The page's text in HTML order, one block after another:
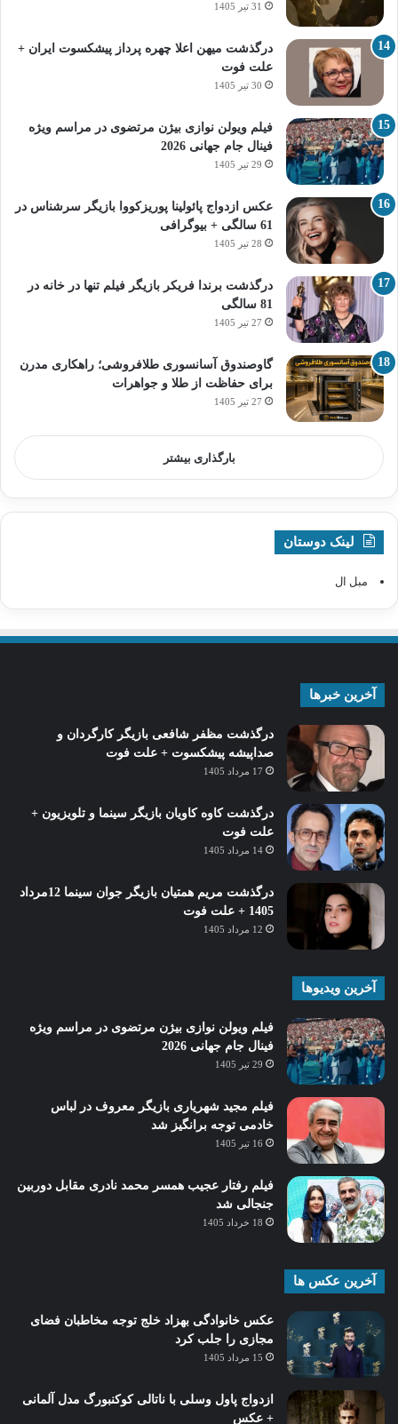
31 تیر 1405
درگذشت میهن اعلا چهره پرداز پیشکسوت ایران +
علت فوت
30 تیر 1405
فیلم ویولن نوازی بیژن مرتضوی در مراسم ویژه
فینال جام جهانی 2026
29 تیر 1405
عکس ازدواج پائولینا پوریزکووا بازیگر سرشناس در
61 سالگی + بیوگرافی
28 تیر 1405
درگذشت برندا فریکر بازیگر فیلم تنها در خانه در
81 سالگی
27 تیر 1405
گاوصندوق آسانسوری طلافروشی؛ راهکاری مدرن
برای حفاظت از طلا و جواهرات
27 تیر 1405
بارگذاری بیشتر
لینک دوستان
مبل ال
آخرین خبرها
درگذشت مظفر شافعی بازیگر کارگردان و
صداپیشه پیشکسوت + علت فوت
17 مرداد 1405
درگذشت کاوه کاویان بازیگر سینما و تلویزیون +
علت فوت
14 مرداد 1405
درگذشت مریم همتیان بازیگر جوان سینما 12مرداد
1405 + علت فوت
12 مرداد 1405
آخرین ویدیوها
فیلم ویولن نوازی بیژن مرتضوی در مراسم ویژه
فینال جام جهانی 2026
29 تیر 1405
فیلم مجید شهریاری بازیگر معروف در لباس
خادمی توجه برانگیز شد
16 تیر 1405
فیلم رفتار عجیب همسر محمد نادری مقابل دوربین
جنجالی شد
18 خرداد 1405
آخرین عکس ها
عکس خانوادگی بهزاد خلج توجه مخاطبان فضای
مجازی را جلب کرد
15 مرداد 1405
ازدواج پاول وسلی با ناتالی کوکنبورگ مدل آلمانی
+ عکس